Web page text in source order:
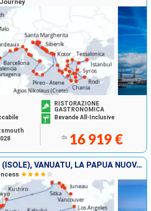
RISTORAZIONE
GASTRONOMICA
Bevande All-Inclusive
da 16 919 €
STATI UNITI, FIJI (ISOLE), VANUATU, LA PAPUA NUOVA GUINEA, NUOVA ZELANDA, AUSTRALIA, INDONESIA, SINGAPORE, THAILANDIA, MALESIA, VIETNAM, CINA, TAIWAN, GIAPPONE, CANADA